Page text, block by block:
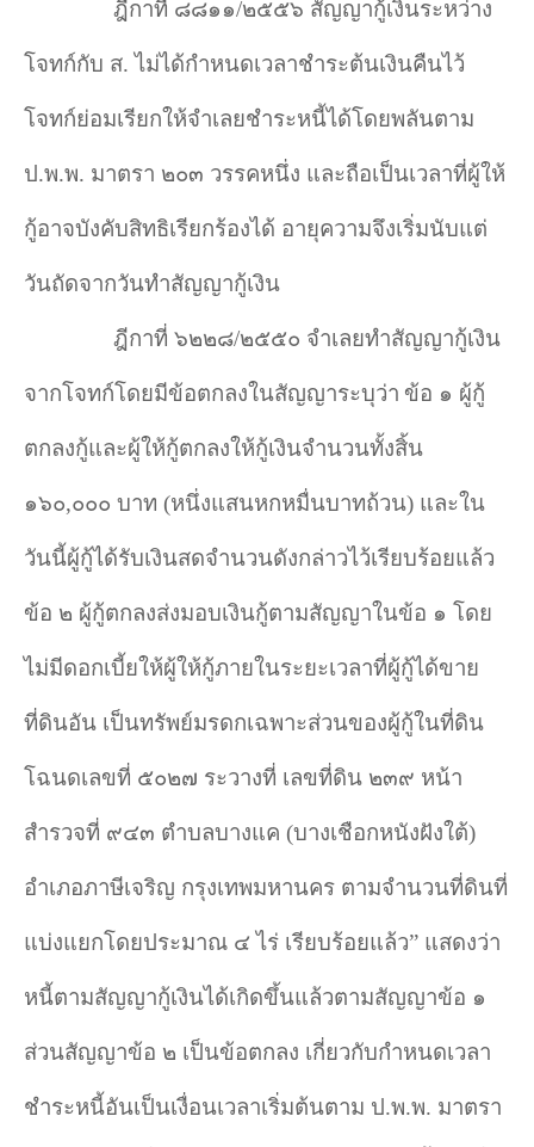
ฎีกาที่ ๘๘๑๑/๒๕๕๖ สัญญากู้เงินระหว่าง
โจทก์กับ ส. ไม่ได้กำหนดเวลาชำระต้นเงินคืนไว้
โจทก์ย่อมเรียกให้จำเลยชำระหนี้ได้โดยพลันตาม
ป.พ.พ. มาตรา ๒๐๓ วรรคหนึ่ง และถือเป็นเวลาที่ผู้ให้
กู้อาจบังคับสิทธิเรียกร้องได้ อายุความจึงเริ่มนับแต่
วันถัดจากวันทำสัญญากู้เงิน
ฎีกาที่ ๖๒๒๘/๒๕๕๐ จำเลยทำสัญญากู้เงิน
จากโจทก์โดยมีข้อตกลงในสัญญาระบุว่า ข้อ ๑ ผู้กู้
ตกลงกู้และผู้ให้กู้ตกลงให้กู้เงินจำนวนทั้งสิ้น
๑๖๐,๐๐๐ บาท (หนึ่งแสนหกหมื่นบาทถ้วน) และใน
วันนี้ผู้กู้ได้รับเงินสดจำนวนดังกล่าวไว้เรียบร้อยแล้ว
ข้อ ๒ ผู้กู้ตกลงส่งมอบเงินกู้ตามสัญญาในข้อ ๑ โดย
ไม่มีดอกเบี้ยให้ผู้ให้กู้ภายในระยะเวลาที่ผู้กู้ได้ขาย
ที่ดินอัน เป็นทรัพย์มรดกเฉพาะส่วนของผู้กู้ในที่ดิน
โฉนดเลขที่ ๕๐๒๗ ระวางที่ เลขที่ดิน ๒๓๙ หน้า
สำรวจที่ ๙๔๓ ตำบลบางแค (บางเชือกหนังฝังใต้)
อำเภอภาษีเจริญ กรุงเทพมหานคร ตามจำนวนที่ดินที่
แบ่งแยกโดยประมาณ ๔ ไร่ เรียบร้อยแล้ว” แสดงว่า
หนี้ตามสัญญากู้เงินได้เกิดขึ้นแล้วตามสัญญาข้อ ๑
ส่วนสัญญาข้อ ๒ เป็นข้อตกลง เกี่ยวกับกำหนดเวลา
ชำระหนี้อันเป็นเงื่อนเวลาเริ่มต้นตาม ป.พ.พ. มาตรา